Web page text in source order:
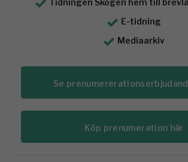
Tidningen Skogen hem till
E-tidning
Mediaarkiv
Se
Köp prenumeration här